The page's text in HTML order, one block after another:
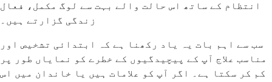
انتظام کے ساتھ اس حالت والے بہت سے لوگ مکمل، فعال
زندگی گزارتے ہیں۔
سب سے اہم بات یہ یاد رکھنا ہے کہ ابتدائی تشخیص اور
مناسب علاج آپ کے پیچیدگیوں کے خطرے کو نمایاں طور پر
کم کر سکتا ہے۔ اگر آپ کو علامات ہیں یا خاندان میں اس